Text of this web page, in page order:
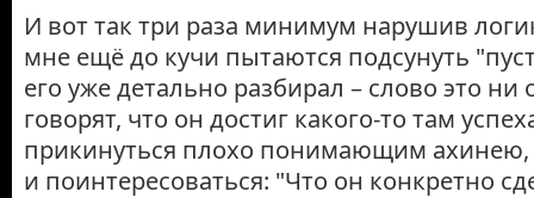
И вот так три раза минимум нарушив
мне ещё до кучи пытаются подсунуть
его уже детально разбирал – слово это ни
говорят, что он достиг какого-то там
прикинуться плохо понимающим ахинею,
и поинтересоваться: "Что он конкретно